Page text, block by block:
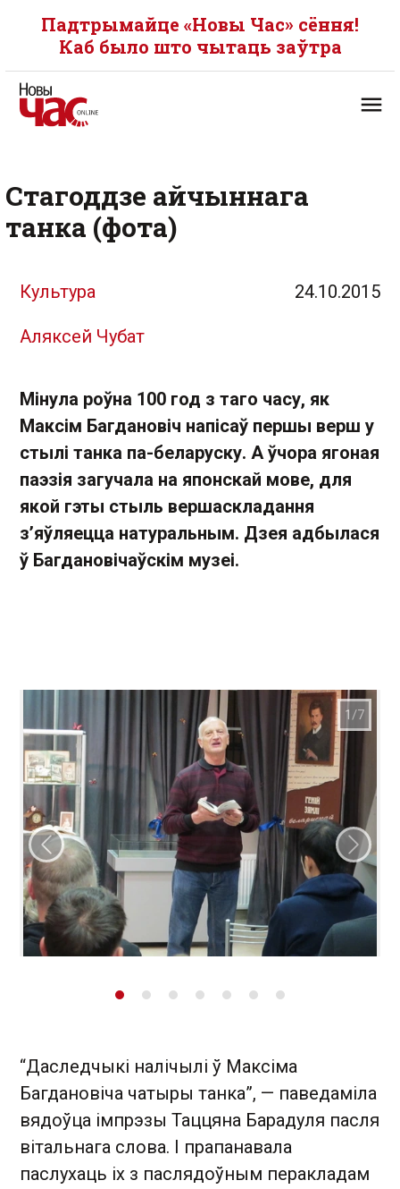
Падтрымайце «Новы Час» сёння!
Каб было што чытаць заўтра
Стагоддзе айчыннага
танка (фота)
Культура 24.10.2015
Аляксей Чубат
Мінула роўна 100 год з таго часу, як
Максім Багдановіч напісаў першы верш у
стылі танка па-беларуску. А ўчора ягоная
паэзія загучала на японскай мове, для
якой гэты стыль вершаскладання
з’яўляецца натуральным. Дзея адбылася
ў Багдановічаўскім музеі.
Папярэдні слайд
“Даследчыкі налічылі ў Максіма
Багдановіча чатыры танка”, — паведаміла
вядоўца імпрэзы Таццяна Барадуля пасля
вітальнага слова. І прапанавала
паслухаць іх з паслядоўным перакладам